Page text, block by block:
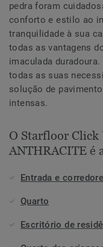
pedra foram
conforto e estilo ao
tranquilidade à sua
todas as vantagens
imaculada
todas as suas
solução de
intensas.
O Starfloor Click
ANTHRACITE é
Entrada e
Quarto
Escritório de